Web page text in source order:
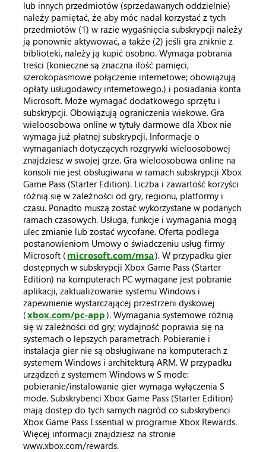
lub innych przedmiotów (sprzedawanych oddzielnie)
należy pamiętać, że aby móc nadal korzystać z tych
przedmiotów (1) w razie wygaśnięcia subskrypcji należy
ją ponownie aktywować, a także (2) jeśli gra zniknie z
biblioteki, należy ją kupić osobno. Wymaga pobrania
treści (konieczne są znaczna ilość pamięci,
szerokopasmowe połączenie internetowe; obowiązują
opłaty usługodawcy internetowego.) i posiadania konta
Microsoft. Może wymagać dodatkowego sprzętu i
subskrypcji. Obowiązują ograniczenia wiekowe. Gra
wieloosobowa online w tytuły darmowe dla Xbox nie
wymaga już płatnej subskrypcji. Informacje o
wymaganiach dotyczących rozgrywki wieloosobowej
znajdziesz w swojej grze. Gra wieloosobowa online na
konsoli nie jest obsługiwana w ramach subskrypcji Xbox
Game Pass (Starter Edition). Liczba i zawartość korzyści
różnią się w zależności od gry, regionu, platformy i
czasu. Ponadto muszą zostać wykorzystane w podanych
ramach czasowych. Usługa, funkcje i wymagania mogą
ulec zmianie lub zostać wycofane. Oferta podlega
postanowieniom Umowy o świadczeniu usług firmy
Microsoft (microsoft.com/msa). W przypadku gier
dostępnych w subskrypcji Xbox Game Pass (Starter
Edition) na komputerach PC wymagane jest pobranie
aplikacji, zaktualizowanie systemu Windows i
zapewnienie wystarczającej przestrzeni dyskowej
(xbox.com/pc-app). Wymagania systemowe różnią
się w zależności od gry; wydajność poprawia się na
systemach o lepszych parametrach. Pobieranie i
instalacja gier nie są obsługiwane na komputerach z
systemem Windows i architekturą ARM. W przypadku
urządzeń z systemem Windows w S mode:
pobieranie/instalowanie gier wymaga wyłączenia S
mode. Subskrybenci Xbox Game Pass (Starter Edition)
mają dostęp do tych samych nagród co subskrybenci
Xbox Game Pass Essential w programie Xbox Rewards.
Więcej informacji znajdziesz na stronie
www.xbox.com/rewards.